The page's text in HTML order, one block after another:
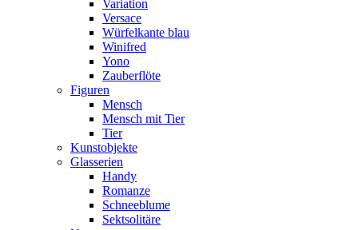
Variation
Versace
Würfelkante blau
Winifred
Yono
Zauberflöte
Figuren
Mensch
Mensch mit Tier
Tier
Kunstobjekte
Glasserien
Handy
Romanze
Schneeblume
Sektsolitäre